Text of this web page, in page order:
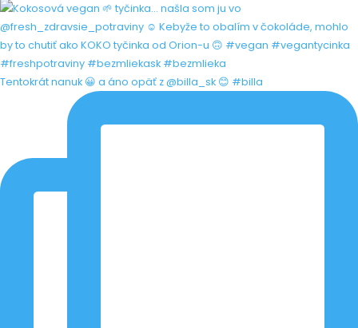
Tentokrát nanuk 😀 a áno opäť z @billa_sk 😊 #billa